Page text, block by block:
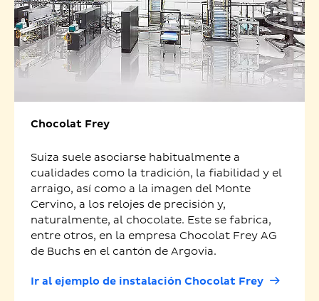
Chocolat Frey
Suiza suele asociarse habitualmente a
cualidades como la tradición, la fiabilidad y el
arraigo, así como a la imagen del Monte
Cervino, a los relojes de precisión y,
naturalmente, al chocolate. Este se fabrica,
entre otros, en la empresa Chocolat Frey AG
de Buchs en el cantón de Argovia.
Ir al ejemplo de instalación Chocolat Frey